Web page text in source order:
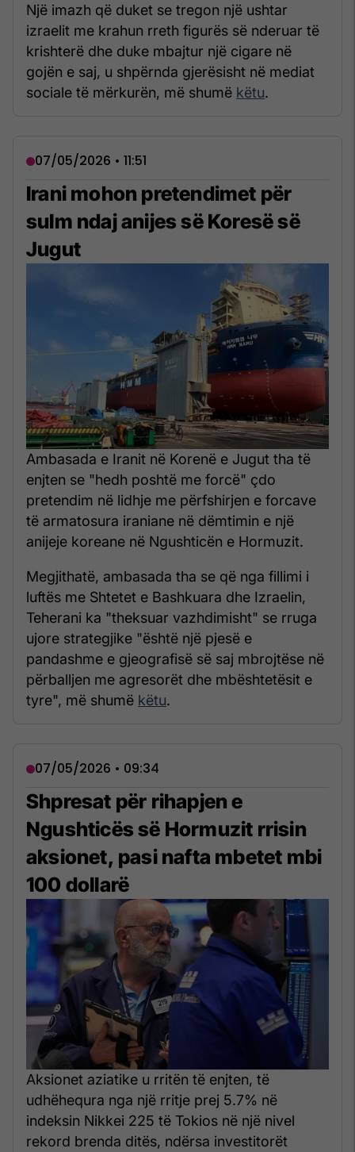
Një imazh që duket se tregon një ushtar
izraelit me krahun rreth figurës së nderuar të
krishterë dhe duke mbajtur një cigare në
gojën e saj, u shpërnda gjerësisht në mediat
sociale të mërkurën, më shumë këtu.
07/05/2026 • 11:51
Irani mohon pretendimet për
sulm ndaj anijes së Koresë së
Jugut
Ambasada e Iranit në Korenë e Jugut tha të
enjten se "hedh poshtë me forcë" çdo
pretendim në lidhje me përfshirjen e forcave
të armatosura iraniane në dëmtimin e një
anijeje koreane në Ngushticën e Hormuzit.
Megjithatë, ambasada tha se që nga fillimi i
luftës me Shtetet e Bashkuara dhe Izraelin,
Teherani ka "theksuar vazhdimisht" se rruga
ujore strategjike "është një pjesë e
pandashme e gjeografisë së saj mbrojtëse në
përballjen me agresorët dhe mbështetësit e
tyre", më shumë këtu.
07/05/2026 • 09:34
Shpresat për rihapjen e
Ngushticës së Hormuzit rrisin
aksionet, pasi nafta mbetet mbi
100 dollarë
Aksionet aziatike u rritën të enjten, të
udhëhequra nga një rritje prej 5.7% në
indeksin Nikkei 225 të Tokios në një nivel
rekord brenda ditës, ndërsa investitorët